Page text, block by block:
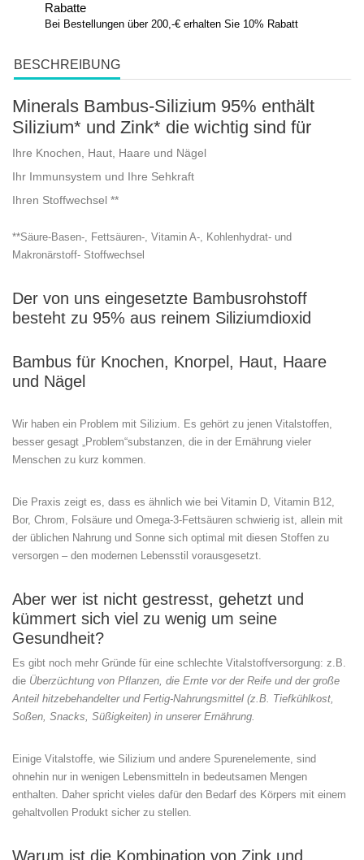
Rabatte
Bei Bestellungen über 200,-€ erhalten Sie 10% Rabatt
BESCHREIBUNG
Minerals Bambus-Silizium 95% enthält
Silizium* und Zink* die wichtig sind für
Ihre Knochen, Haut, Haare und Nägel
Ihr Immunsystem und Ihre Sehkraft
Ihren Stoffwechsel **
**Säure-Basen-, Fettsäuren-, Vitamin A-, Kohlenhydrat- und
Makronärstoff- Stoffwechsel
Der von uns eingesetzte Bambusrohstoff
besteht zu 95% aus reinem Siliziumdioxid
Bambus für Knochen, Knorpel, Haut, Haare
und Nägel
Wir haben ein Problem mit Silizium. Es gehört zu jenen Vitalstoffen,
besser gesagt „Problem“substanzen, die in der Ernährung vieler
Menschen zu kurz kommen.
Die Praxis zeigt es, dass es ähnlich wie bei Vitamin D, Vitamin B12,
Bor, Chrom, Folsäure und Omega-3-Fettsäuren schwierig ist, allein mit
der üblichen Nahrung und Sonne sich optimal mit diesen Stoffen zu
versorgen – den modernen Lebensstil vorausgesetzt.
Aber wer ist nicht gestresst, gehetzt und
kümmert sich viel zu wenig um seine
Gesundheit?
Es gibt noch mehr Gründe für eine schlechte Vitalstoffversorgung: z.B.
die Überzüchtung von Pflanzen, die Ernte vor der Reife und der große
Anteil hitzebehandelter und Fertig-Nahrungsmittel (z.B. Tiefkühlkost,
Soßen, Snacks, Süßigkeiten) in unserer Ernährung.
Einige Vitalstoffe, wie Silizium und andere Spurenelemente, sind
ohnehin nur in wenigen Lebensmitteln in bedeutsamen Mengen
enthalten. Daher spricht vieles dafür den Bedarf des Körpers mit einem
gehaltvollen Produkt sicher zu stellen.
Warum ist die Kombination von Zink und